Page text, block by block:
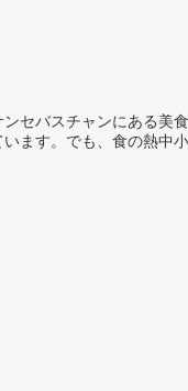
セバスチャンにある美
ます。でも、食の熱中